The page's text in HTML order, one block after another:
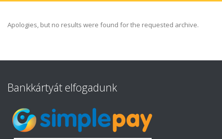
Apologies, but no results were found for the requested archive.
Bankkártyát elfogadunk